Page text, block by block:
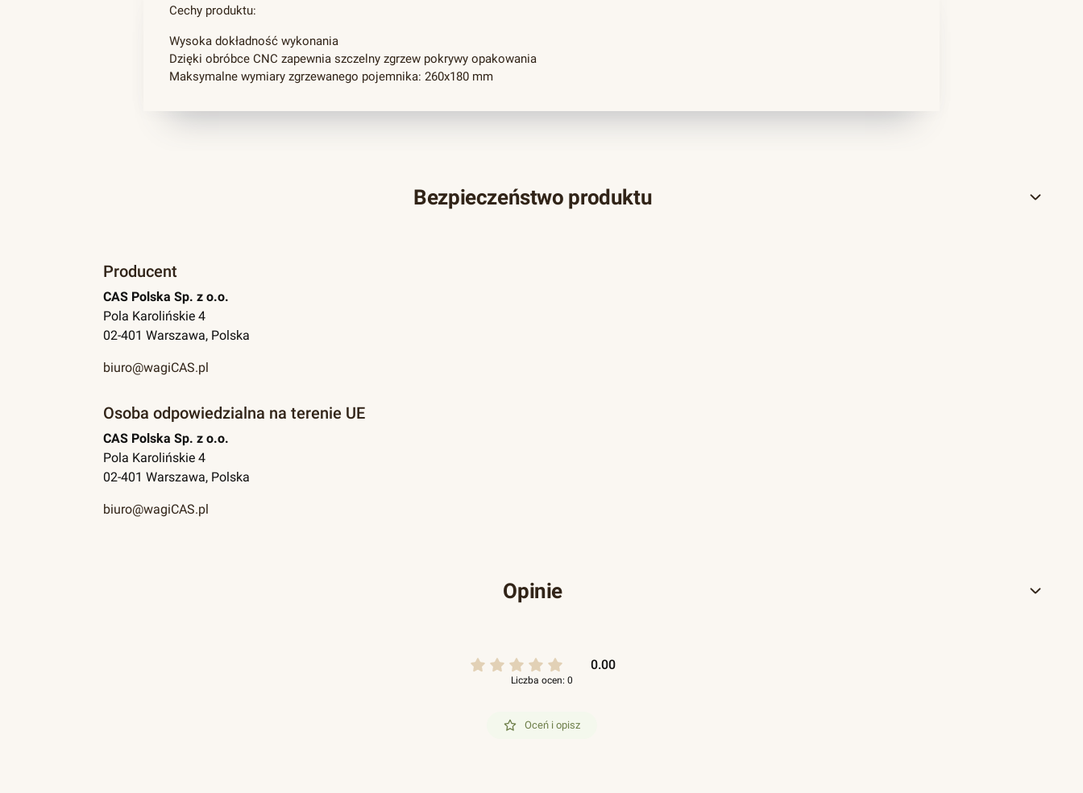
Cechy produktu:
Wysoka dokładność wykonania
Dzięki obróbce CNC zapewnia szczelny zgrzew pokrywy opakowania
Maksymalne wymiary zgrzewanego pojemnika: 260x180 mm
Bezpieczeństwo produktu
Producent
CAS Polska Sp. z o.o.
Pola Karolińskie 4
02-401 Warszawa, Polska
biuro@wagiCAS.pl
Osoba odpowiedzialna na terenie UE
CAS Polska Sp. z o.o.
Pola Karolińskie 4
02-401 Warszawa, Polska
biuro@wagiCAS.pl
Opinie
0.00
Liczba ocen: 0
Oceń i opisz